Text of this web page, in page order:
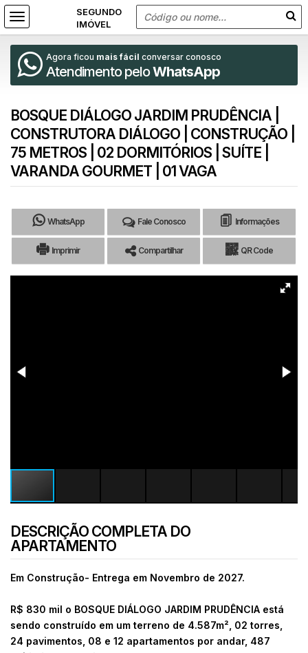
Agora ficou mais fácil conversar conosco
Atendimento peloWhatsApp
BOSQUE DIÁLOGO JARDIM PRUDÊNCIA |
CONSTRUTORA DIÁLOGO | CONSTRUÇÃO |
75 METROS | 02 DORMITÓRIOS | SUÍTE |
VARANDA GOURMET | 01 VAGA
WhatsApp Fale Conosco Informações
Imprimir Compartilhar QR Code
DESCRIÇÃO COMPLETA DO
APARTAMENTO
Em Construção- Entrega em Novembro de 2027.
R$ 830 mil o BOSQUE DIÁLOGO JARDIM PRUDÊNCIA está
sendo construído em um terreno de 4.587m², 02 torres,
24 pavimentos, 08 e 12 apartamentos por andar, 487